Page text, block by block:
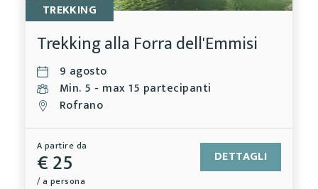
TREKKING
Trekking alla Forra dell'Emmisi
9 agosto
Min. 5 - max 15 partecipanti
Rofrano
A partire da
€ 25
/ a persona
DETTAGLI